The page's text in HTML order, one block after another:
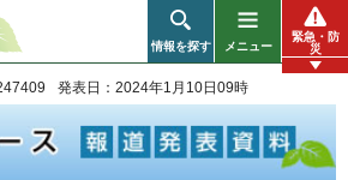
情報を探す メニュー
緊急・防
災
発表日：2024年1月10日09時